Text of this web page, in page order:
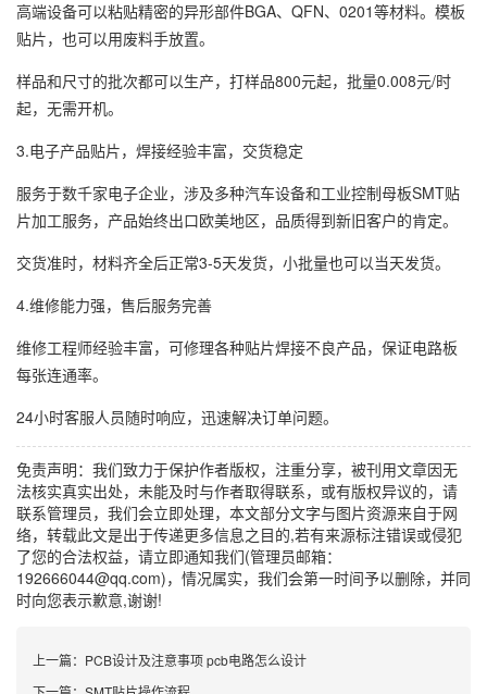
高端设备可以粘贴精密的异形部件BGA、QFN、0201等材料。模板
贴片，也可以用废料手放置。
样品和尺寸的批次都可以生产，打样品800元起，批量0.008元/时
起，无需开机。
3.电子产品贴片，焊接经验丰富，交货稳定
服务于数千家电子企业，涉及多种汽车设备和工业控制母板SMT贴
片加工服务，产品始终出口欧美地区，品质得到新旧客户的肯定。
交货准时，材料齐全后正常3-5天发货，小批量也可以当天发货。
4.维修能力强，售后服务完善
维修工程师经验丰富，可修理各种贴片焊接不良产品，保证电路板
每张连通率。
24小时客服人员随时响应，迅速解决订单问题。
免责声明：我们致力于保护作者版权，注重分享，被刊用文章因无
法核实真实出处，未能及时与作者取得联系，或有版权异议的，请
联系管理员，我们会立即处理，本文部分文字与图片资源来自于网
络，转载此文是出于传递更多信息之目的,若有来源标注错误或侵犯
了您的合法权益，请立即通知我们(管理员邮箱：
192666044@qq.com)，情况属实，我们会第一时间予以删除，并同
时向您表示歉意,谢谢!
上一篇： PCB设计及注意事项 pcb电路怎么设计